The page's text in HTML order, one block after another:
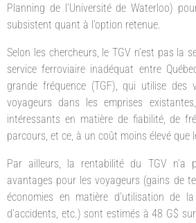
Planning de l’Université de Waterloo)
subsistent quant à l’option retenue.
Selon les chercheurs, le TGV n’est pas la
service ferroviaire inadéquat entre
grande fréquence (TGF), qui utilise des
voyageurs dans les emprises
intéressants en matière de fiabilité, de
parcours, et ce, à un coût moins élevé que
Par ailleurs, la rentabilité du TGV n’a
avantages pour les voyageurs (gains de
économies en matière d’utilisation de
d’accidents, etc.) sont estimés à 48 G$